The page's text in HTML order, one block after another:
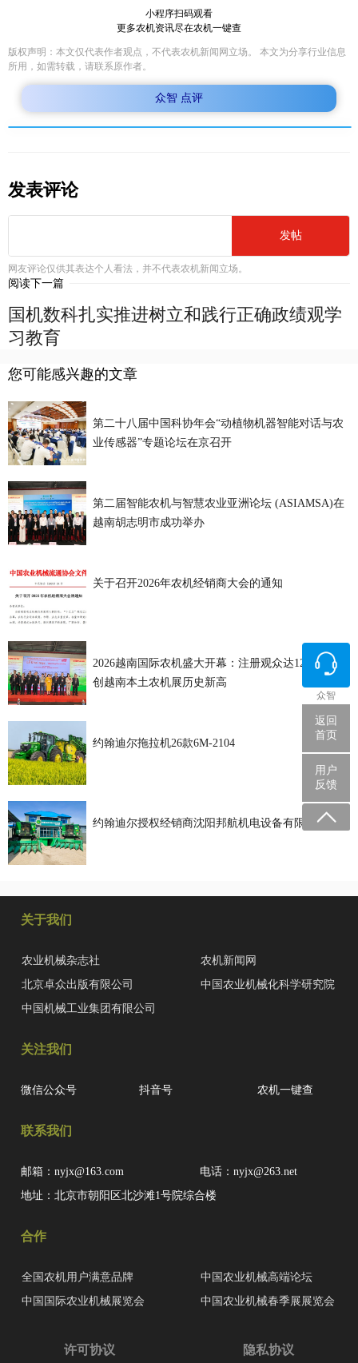
小程序扫码观看
更多农机资讯尽在农机一键查
版权声明：本文仅代表作者观点，不代表农机新闻网立场。 本文为分享行业信息
所用，如需转载，请联系原作者。
众智 点评
发表评论
发帖
网友评论仅供其表达个人看法，并不代表农机新闻立场。
阅读下一篇
国机数科扎实推进树立和践行正确政绩观学
习教育
您可能感兴趣的文章
第二十八届中国科协年会“动植物机器智能对话与农
业传感器”专题论坛在京召开
第二届智能农机与智慧农业亚洲论坛 (ASIAMSA)在
越南胡志明市成功举办
关于召开2026年农机经销商大会的通知
2026越南国际农机盛大开幕：注册观众达12000人，
创越南本土农机展历史新高
约翰迪尔拖拉机26款6M-2104
约翰迪尔授权经销商沈阳邦航机电设备有限公司
众智
返回
首页
用户
反馈
关于我们
农业机械杂志社
农机新闻网
北京卓众出版有限公司
中国农业机械化科学研究院
中国机械工业集团有限公司
关注我们
微信公众号 抖音号 农机一键查
联系我们
邮箱：nyjx@163.com
电话：nyjx@263.net
地址：北京市朝阳区北沙滩1号院综合楼
合作
全国农机用户满意品牌
中国农业机械高端论坛
中国国际农业机械展览会
中国农业机械春季展展览会
许可协议 隐私协议